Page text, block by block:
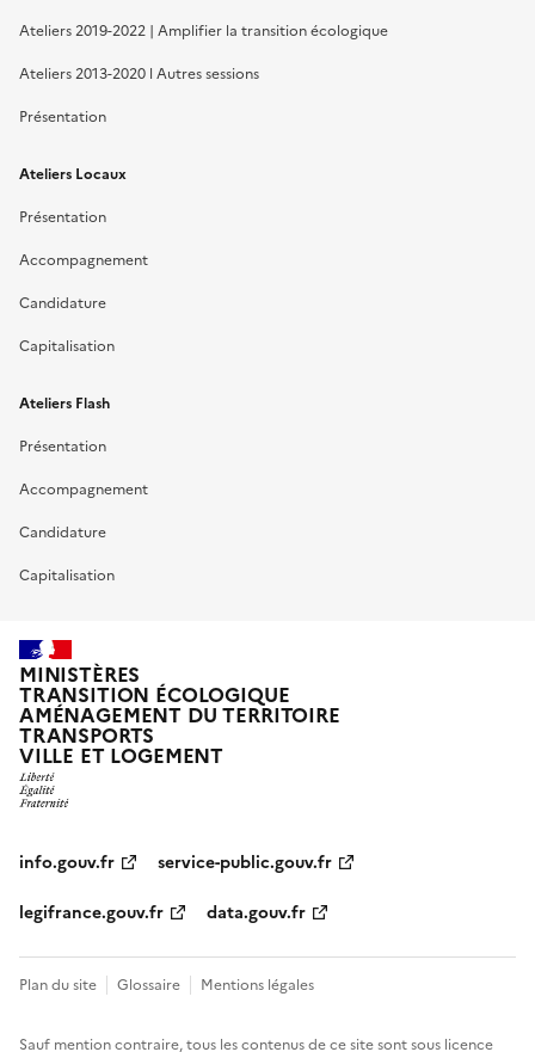
Ateliers 2019-2022 | Amplifier la transition écologique
Ateliers 2013-2020 l Autres sessions
Présentation
Ateliers Locaux
Présentation
Accompagnement
Candidature
Capitalisation
Ateliers Flash
Présentation
Accompagnement
Candidature
Capitalisation
MINISTÈRES
TRANSITION ÉCOLOGIQUE
AMÉNAGEMENT DU TERRITOIRE
TRANSPORTS
VILLE ET LOGEMENT
info.gouv.fr
service-public.gouv.fr
legifrance.gouv.fr
data.gouv.fr
Plan du site Glossaire Mentions légales
Sauf mention contraire, tous les contenus de ce site sont sous licence